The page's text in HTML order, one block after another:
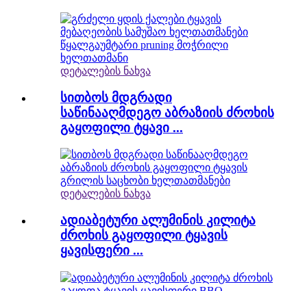
დეტალების ნახვა
სითბოს მდგრადი
საწინააღმდეგო აბრაზიის ძროხის
გაყოფილი ტყავი ...
დეტალების ნახვა
ადიაბეტური ალუმინის კილიტა
ძროხის გაყოფილი ტყავის
ყავისფერი ...